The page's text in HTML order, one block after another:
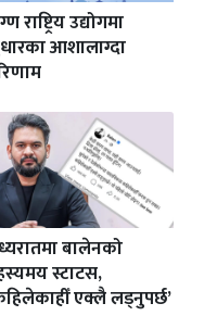
राष्ट्रिय उद्योगमा
आशालाग्दा
बालेनको
स्टाटस,
एक्लै लड्नुपर्छ’